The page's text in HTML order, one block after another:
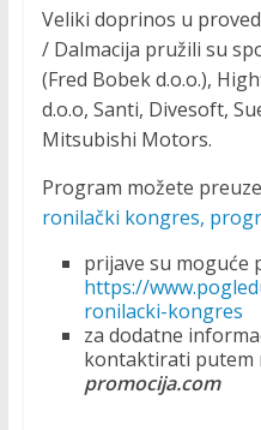
Veliki doprinos u
/ Dalmacija pružili su
(Fred Bobek d.o.o.),
d.o.o, Santi, Divesoft,
Mitsubishi Motors.
Program možete
ronilački kongres,
prijave su moguće
https://
ronilacki-kongres
za dodatne
kontaktirati putem
promocija.com